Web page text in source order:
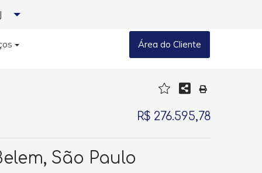
Área do Cliente
R$ 276.595,78
São Paulo